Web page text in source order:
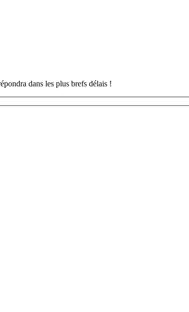
dans les plus brefs délais !